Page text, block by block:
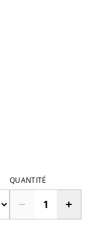
QUANTITÉ